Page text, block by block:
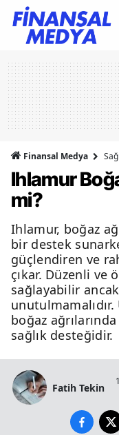
Finansal Medya
Ihlamur
mi?
Ihlamur, boğaz
bir destek
güçlendiren ve
çıkar. Düzenli
sağlayabilir
boğaz
sağlık desteğidir.
Fatih Tekin